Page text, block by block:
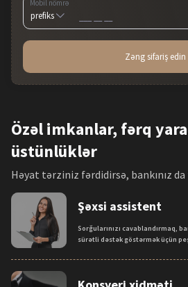
Mobil nömrə
Zəng sifariş edin
Özəl imkanlar, fərq
üstünlüklər
Həyat tərziniz fərdidirsə, bankınız da
Şəxsi assistent
Sorğularınızı cavablandırmaq,
sürətli dəstək göstərmək üçün